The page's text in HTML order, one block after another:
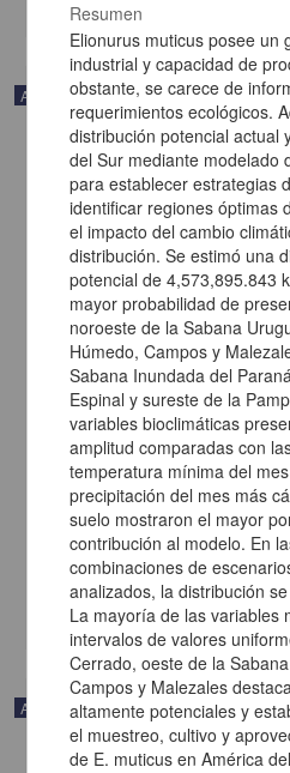
Artículo
Caracterización y aplicación in vitro de
de nance para el control de
González-Estrada, Ramsés
Blancas-Benítez, Francisco
Superiores Zaragoza, UNAM
2025-04-05
Biología y Química
Artículo
Resumen
Elionurus muticus posee un
industrial y capacidad de
obstante, se carece de
requerimientos ecológicos.
distribución potencial actual
del Sur mediante modelado
para establecer estrategias
identificar regiones óptimas
el impacto del cambio
distribución. Se estimó una
potencial de 4,573,895.843
mayor probabilidad de
noroeste de la Sabana
Húmedo, Campos y
Sabana Inundada del
Espinal y sureste de la
variables bioclimáticas
amplitud comparadas con
temperatura mínima del
precipitación del mes más
suelo mostraron el mayor
contribución al modelo. En
combinaciones de
analizados, la distribución
La mayoría de las variables
intervalos de valores
Cerrado, oeste de la
Campos y Malezales
altamente potenciales y
el muestreo, cultivo y
de E. muticus en América